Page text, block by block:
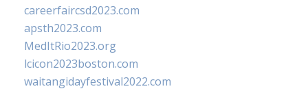
careerfaircsd2023.com
apsth2023.com
MedItRio2023.org
lcicon2023boston.com
waitangidayfestival2022.com